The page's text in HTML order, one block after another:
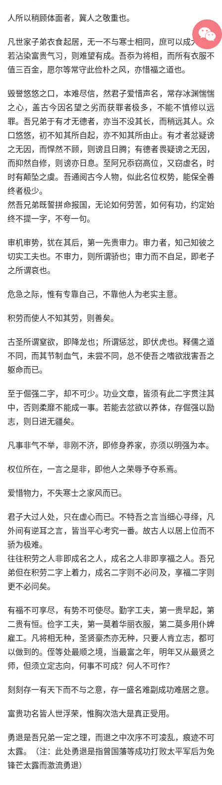
人所以稍顾体面者，冀人之敬重也。
凡世家子弟衣食起居，无一不与寒士相同，庶可以成大器；
若沾染富贵气习，则难望有成。吾忝为将相，而所有衣服不
值三百金，愿尔等常守此俭朴之风，亦惜福之道也。
毁誉悠悠之口，本难尽信，然君子爱惜声名，常存冰渊惴惴
之心，盖古今因名望之劣而获罪者极多，不能不慎修以远
罪。吾兄弟于有才无德者，亦当不没其长，而稍远其人。众
口悠悠，初不知其所自起，亦不知其所由止。有才者忿疑谤
之无因，而悍然不顾，则谤且日腾；有德者畏疑谤之无因，
而抑然自修，则谤亦日息。至阿兄忝窃高位，又窃虚名，时
时有颠坠之虞。吾通阅古今人物，似此名位权势，能保全善
终者极少。
然吾兄弟既誓拼命报国，无论如何劳苦，如何有功，约定始
终不提一字，不夸一句。
审机审势，犹在其后，第一先贵审力。审力者，知己知彼之
切实工夫也。不审力，则所谓骄也；审力而不自足，即老子
之所谓哀也。
危急之际，惟有专靠自己，不靠他人为老实主意。
积劳而使人不知其劳，则善矣。
古圣所谓窒欲，即降龙也；所谓惩忿，即伏虎也。释儒之道
不同，而其节制血气，未尝不同，总不使吾之嗜欲戕害吾之
躯命而已。
至于倔强二字，却不可少。功业文章，皆须有此二字贯注其
中，否则柔靡不能成一事。若能去忿欲以养体，存倔强以励
志，则日进无疆矣。
凡事非气不举，非刚不济，即修身养家，亦须以明强为本。
权位所在，一言之是非，即他人之荣辱予夺系焉。
爱惜物力，不失寒士之家风而已。
君子大过人处，只在虚心而已。不特吾之言当细心寻绎，凡
外间有逆耳之言，皆当平心考究一番。故古人以居上位而不
骄为极难。
往往积劳之人非即成名之人，成名之人非即享福之人。吾兄
弟但在积劳二字上着力，成名二字则不必问及，享福二字则
更不必问矣。
有福不可享尽，有势不可使尽。勤字工夫，第一贵早起，第
二贵有恒。俭字工夫，第一莫着华丽衣服，第二莫多用仆婢
雇工。凡将相无种，圣贤豪杰亦无种，只要人肯立志，都可
以做到的。侄等处最顺之境，当最富之年，明年又从最贤之
师，但须立定志向，何事不可成？何人不可作？
刻刻存一有天下而不与之意，存一盛名难副成功难居之意。
富贵功名皆人世浮荣，惟胸次浩大是真正受用。
勇退是吾兄弟一定之理，而退之中次序不可凌乱，痕迹不可
太露。（注：此处勇退是指曾国藩等成功打败太平军后为免
锋芒太露而激流勇退）